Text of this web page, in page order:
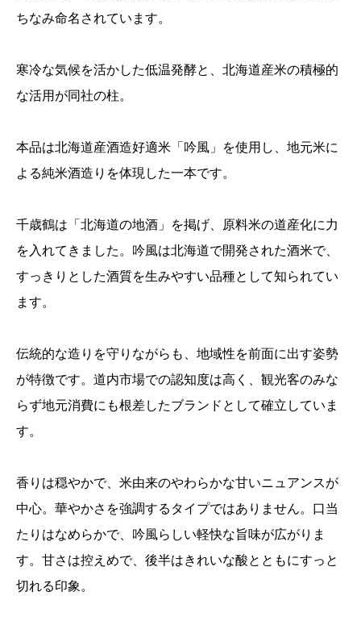
ちなみ命名されています。
寒冷な気候を活かした低温発酵と、北海道産米の積極的
な活用が同社の柱。
本品は北海道産酒造好適米「吟風」を使用し、地元米に
よる純米酒造りを体現した一本です。
千歳鶴は「北海道の地酒」を掲げ、原料米の道産化に力
を入れてきました。吟風は北海道で開発された酒米で、
すっきりとした酒質を生みやすい品種として知られてい
ます。
伝統的な造りを守りながらも、地域性を前面に出す姿勢
が特徴です。道内市場での認知度は高く、観光客のみな
らず地元消費にも根差したブランドとして確立していま
す。
香りは穏やかで、米由来のやわらかな甘いニュアンスが
中心。華やかさを強調するタイプではありません。口当
たりはなめらかで、吟風らしい軽快な旨味が広がりま
す。甘さは控えめで、後半はきれいな酸とともにすっと
切れる印象。